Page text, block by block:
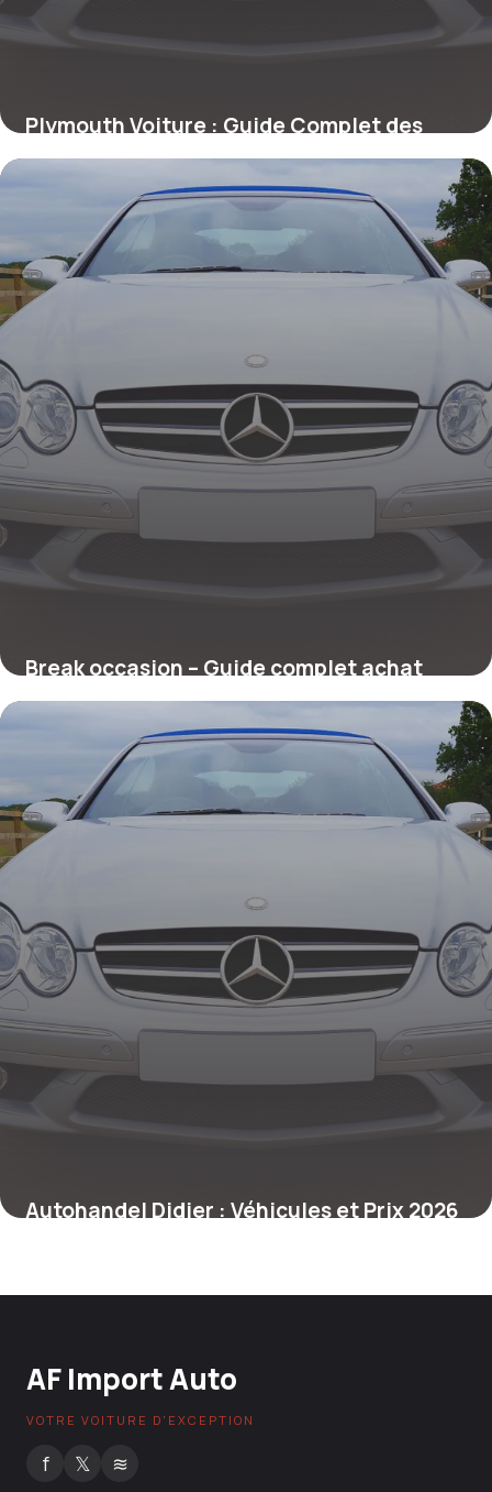
Plymouth Voiture : Guide Complet des
Modèles 2026
Break occasion – Guide complet achat
voiture familiale
Autohandel Didier : Véhicules et Prix 2026
AF Import Auto
VOTRE VOITURE D'EXCEPTION
f 𝕏 ≋